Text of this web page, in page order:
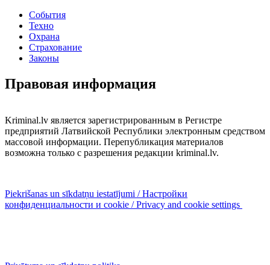
События
Техно
Охрана
Страхование
Законы
Правовая информация
Kriminal.lv является зарегистрированным в Регистре
предприятий Латвийской Республики электронным средством
массовой информации. Перепубликация материалов
возможна только с разрешения редакции kriminal.lv.
Piekrišanas un sīkdatņu iestatījumi / Настройки
конфиденциальности и cookie / Privacy and cookie settings